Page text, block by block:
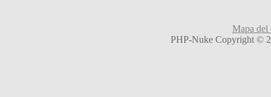
Mapa del
PHP-Nuke Copyright ©